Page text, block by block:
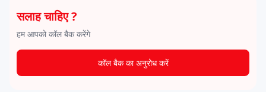
सलाह चाहिए ?
हम आपको कॉल बैक करेंगे
कॉल बैक का अनुरोध करें